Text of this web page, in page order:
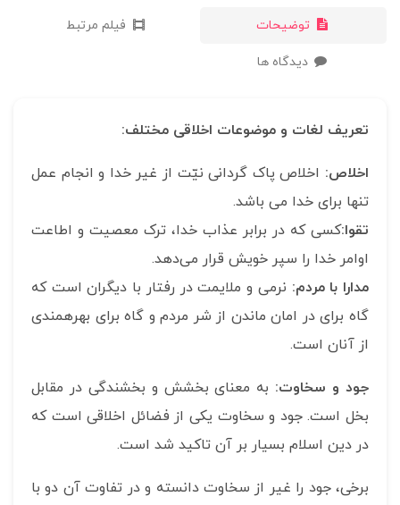
توضیحات فیلم مرتبط
دیدگاه ها
تعریف لغات و موضوعات اخلاقی مختلف:
اخلاص: اخلاص پاک گردانی نیّت از غیر خدا و انجام عمل
تنها برای خدا می باشد.
تقوا:کسى که در برابر عذاب خدا، ترک معصیت و اطاعت
اوامر خدا را سپر خویش قرار مى‌دهد.
مدارا با مردم: نرمى و ملایمت در رفتار با دیگران است که
گاه براى در امان ماندن از شر مردم و گاه براى بهره‏مندى
از آنان است.
جود و سخاوت: به معنای بخشش و بخشندگی در مقابل
بخل است. جود و سخاوت یکی از فضائل اخلاقی است که
در دین اسلام بسیار بر آن تاکید شد است.
برخى، جود را غیر از سخاوت دانسته و در تفاوت آن دو با